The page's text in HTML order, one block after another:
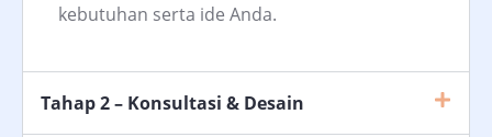
kebutuhan serta ide Anda.
Tahap 2 – Konsultasi & Desain